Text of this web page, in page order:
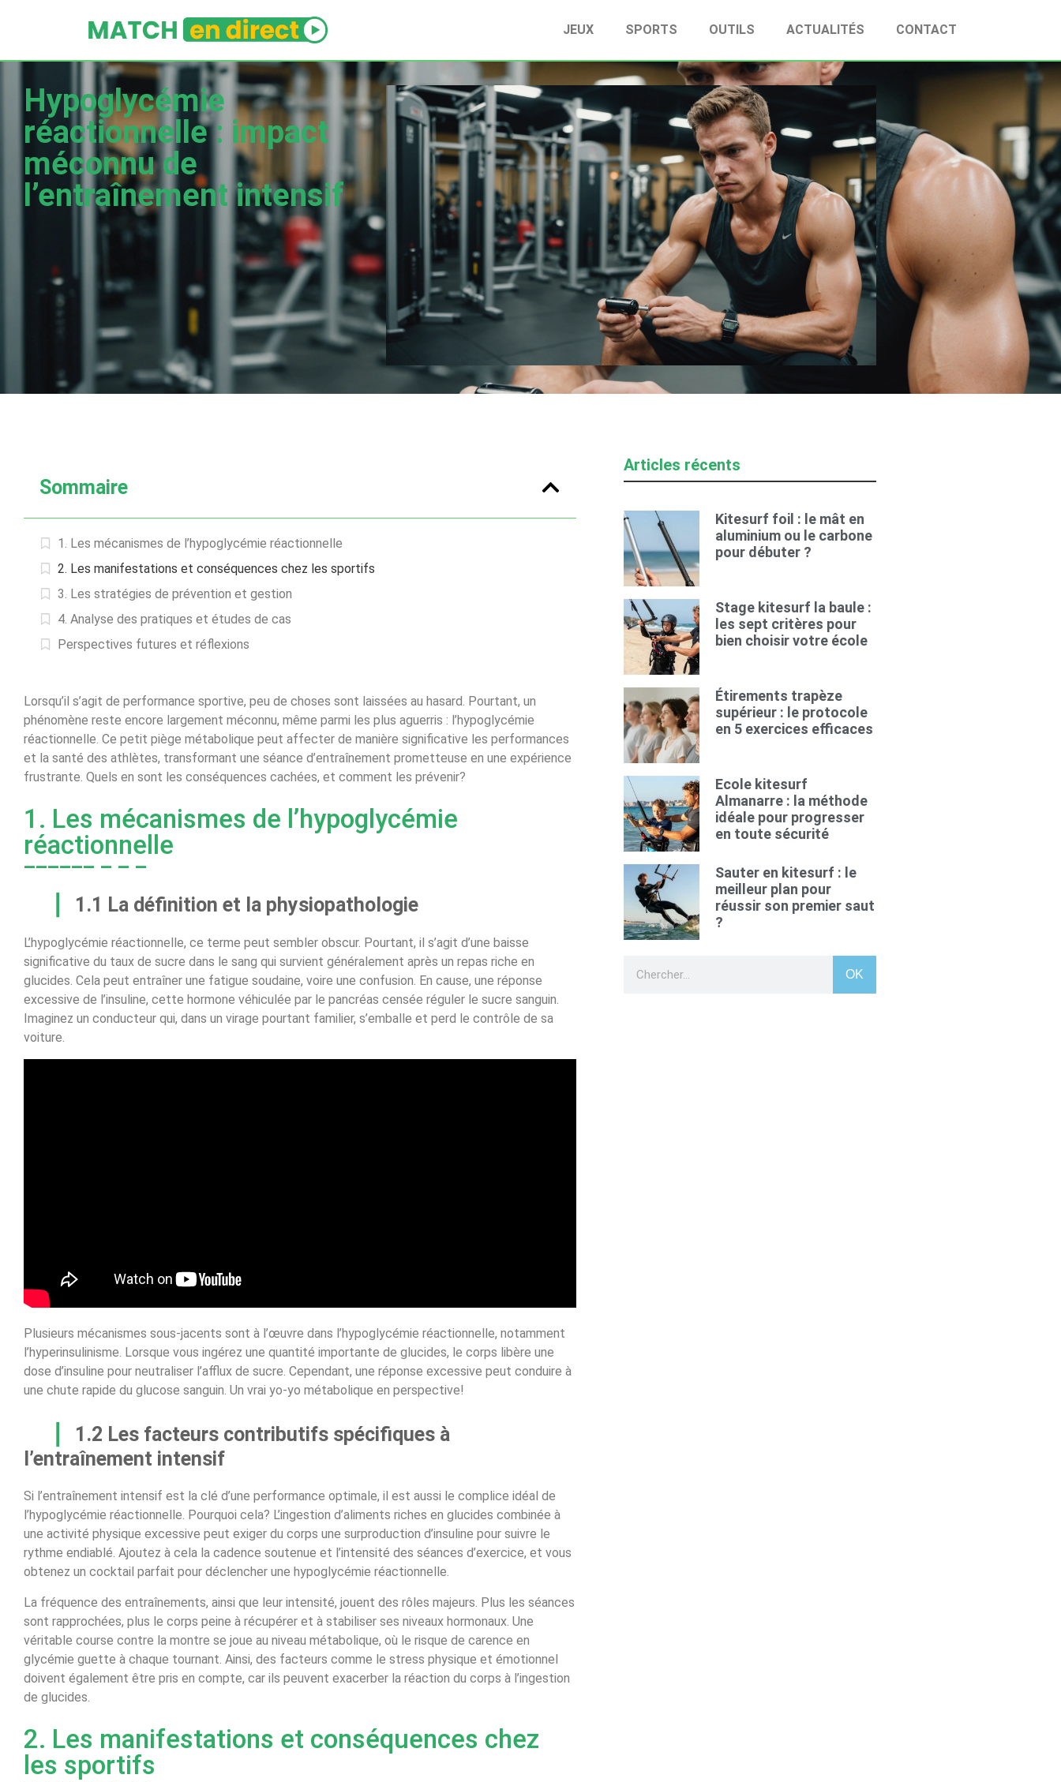
JEUX SPORTS OUTILS ACTUALITÉS CONTACT
Hypoglycémie
réactionnelle : impact
méconnu de
l’entraînement intensif
Sommaire
1. Les mécanismes de l’hypoglycémie réactionnelle
2. Les manifestations et conséquences chez les sportifs
3. Les stratégies de prévention et gestion
4. Analyse des pratiques et études de cas
Perspectives futures et réflexions
Lorsqu’il s’agit de performance sportive, peu de choses sont laissées au hasard. Pourtant, un
phénomène reste encore largement méconnu, même parmi les plus aguerris : l’hypoglycémie
réactionnelle. Ce petit piège métabolique peut affecter de manière significative les performances
et la santé des athlètes, transformant une séance d’entraînement prometteuse en une expérience
frustrante. Quels en sont les conséquences cachées, et comment les prévenir?
1. Les mécanismes de l’hypoglycémie
réactionnelle
1.1 La définition et la physiopathologie
L’hypoglycémie réactionnelle, ce terme peut sembler obscur. Pourtant, il s’agit d’une baisse
significative du taux de sucre dans le sang qui survient généralement après un repas riche en
glucides. Cela peut entraîner une fatigue soudaine, voire une confusion. En cause, une réponse
excessive de l’insuline, cette hormone véhiculée par le pancréas censée réguler le sucre sanguin.
Imaginez un conducteur qui, dans un virage pourtant familier, s’emballe et perd le contrôle de sa
voiture.
Plusieurs mécanismes sous-jacents sont à l’œuvre dans l’hypoglycémie réactionnelle, notamment
l’hyperinsulinisme. Lorsque vous ingérez une quantité importante de glucides, le corps libère une
dose d’insuline pour neutraliser l’afflux de sucre. Cependant, une réponse excessive peut conduire à
une chute rapide du glucose sanguin. Un vrai yo-yo métabolique en perspective!
1.2 Les facteurs contributifs spécifiques à
l’entraînement intensif
Si l’entraînement intensif est la clé d’une performance optimale, il est aussi le complice idéal de
l’hypoglycémie réactionnelle. Pourquoi cela? L’ingestion d’aliments riches en glucides combinée à
une activité physique excessive peut exiger du corps une surproduction d’insuline pour suivre le
rythme endiablé. Ajoutez à cela la cadence soutenue et l’intensité des séances d’exercice, et vous
obtenez un cocktail parfait pour déclencher une hypoglycémie réactionnelle.
La fréquence des entraînements, ainsi que leur intensité, jouent des rôles majeurs. Plus les séances
sont rapprochées, plus le corps peine à récupérer et à stabiliser ses niveaux hormonaux. Une
véritable course contre la montre se joue au niveau métabolique, où le risque de carence en
glycémie guette à chaque tournant. Ainsi, des facteurs comme le stress physique et émotionnel
doivent également être pris en compte, car ils peuvent exacerber la réaction du corps à l’ingestion
de glucides.
2. Les manifestations et conséquences chez
les sportifs
Articles récents
Kitesurf foil : le mât en
aluminium ou le carbone
pour débuter ?
Stage kitesurf la baule :
les sept critères pour
bien choisir votre école
Étirements trapèze
supérieur : le protocole
en 5 exercices efficaces
Ecole kitesurf
Almanarre : la méthode
idéale pour progresser
en toute sécurité
Sauter en kitesurf : le
meilleur plan pour
réussir son premier saut
?
OK